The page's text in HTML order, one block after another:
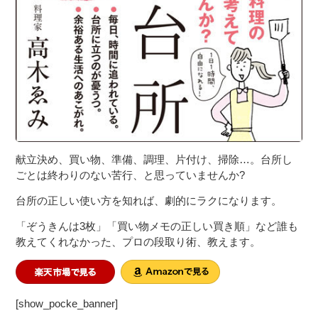
献立決め、買い物、準備、調理、片付け、掃除…。台所し
ごとは終わりのない苦行、と思っていませんか?
台所の正しい使い方を知れば、劇的にラクになります。
「ぞうきんは3枚」「買い物メモの正しい買き順」など誰も
教えてくれなかった、プロの段取り術、教えます。
[show_pocke_banner]